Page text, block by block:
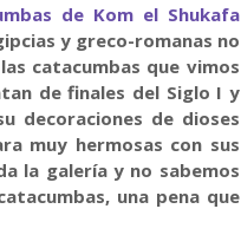
de Kom el Shukafa
y greco-romanas no
catacumbas que vimos
de finales del Siglo I y
decoraciones de dioses
muy hermosas con sus
la galería y no sabemos
una pena que